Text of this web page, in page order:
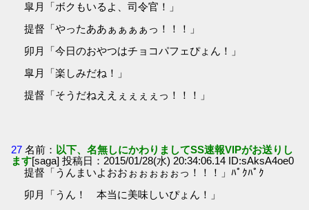
皐月「ボクもいるよ、司令官！」
提督「やったああぁぁぁぁっ！！！」
卯月「今日のおやつはチョコパフェぴょん！」
皐月「楽しみだね！」
提督「そうだねええぇぇぇぇっ！！！」
27 名前： 以下、名無しにかわりましてSS速報VIPがお送りし
ます[saga] 投稿日：2015/01/28(水) 20:34:06.14 ID:sAksA4oe0
提督「うんまいよおおぉぉぉぉぉっ！！！」ﾊﾟｸﾊﾟｸ
卯月「うん！ 本当に美味しいぴょん！」